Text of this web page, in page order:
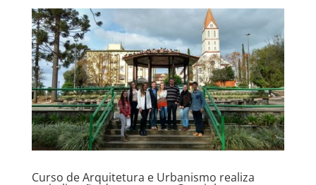
Curso de Arquitetura e Urbanismo realiza